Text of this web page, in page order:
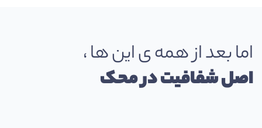
اما بعد از همه ی این ها ،
اصل شفافیت در محک